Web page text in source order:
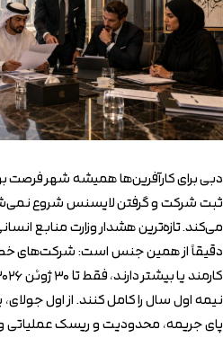
دبی برای کارآفرین‌ها همیشه شهر فرصت
ثبت شرکت و گرفتن لایسنس شروع
نیمه اول سال را کامل کنند. از اول
پای جریمه، محدودیت و ریسک